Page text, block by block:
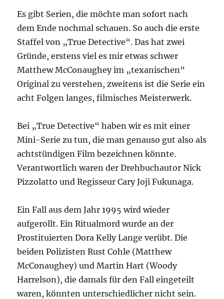
Es gibt Serien, die möchte man sofort nach
dem Ende nochmal schauen. So auch die erste
Staffel von „True Detective“. Das hat zwei
Gründe, erstens viel es mir etwas schwer
Matthew McConaughey im „texanischen“
Original zu verstehen, zweitens ist die Serie ein
acht Folgen langes, filmisches Meisterwerk.
Bei „True Detective“ haben wir es mit einer
Mini-Serie zu tun, die man genauso gut also als
achtstündigen Film bezeichnen könnte.
Verantwortlich waren der Drehbuchautor Nick
Pizzolatto und Regisseur Cary Joji Fukunaga.
Ein Fall aus dem Jahr 1995 wird wieder
aufgerollt. Ein Ritualmord wurde an der
Prostituierten Dora Kelly Lange verübt. Die
beiden Polizisten Rust Cohle (Matthew
McConaughey) und Martin Hart (Woody
Harrelson), die damals für den Fall eingeteilt
waren, könnten unterschiedlicher nicht sein.